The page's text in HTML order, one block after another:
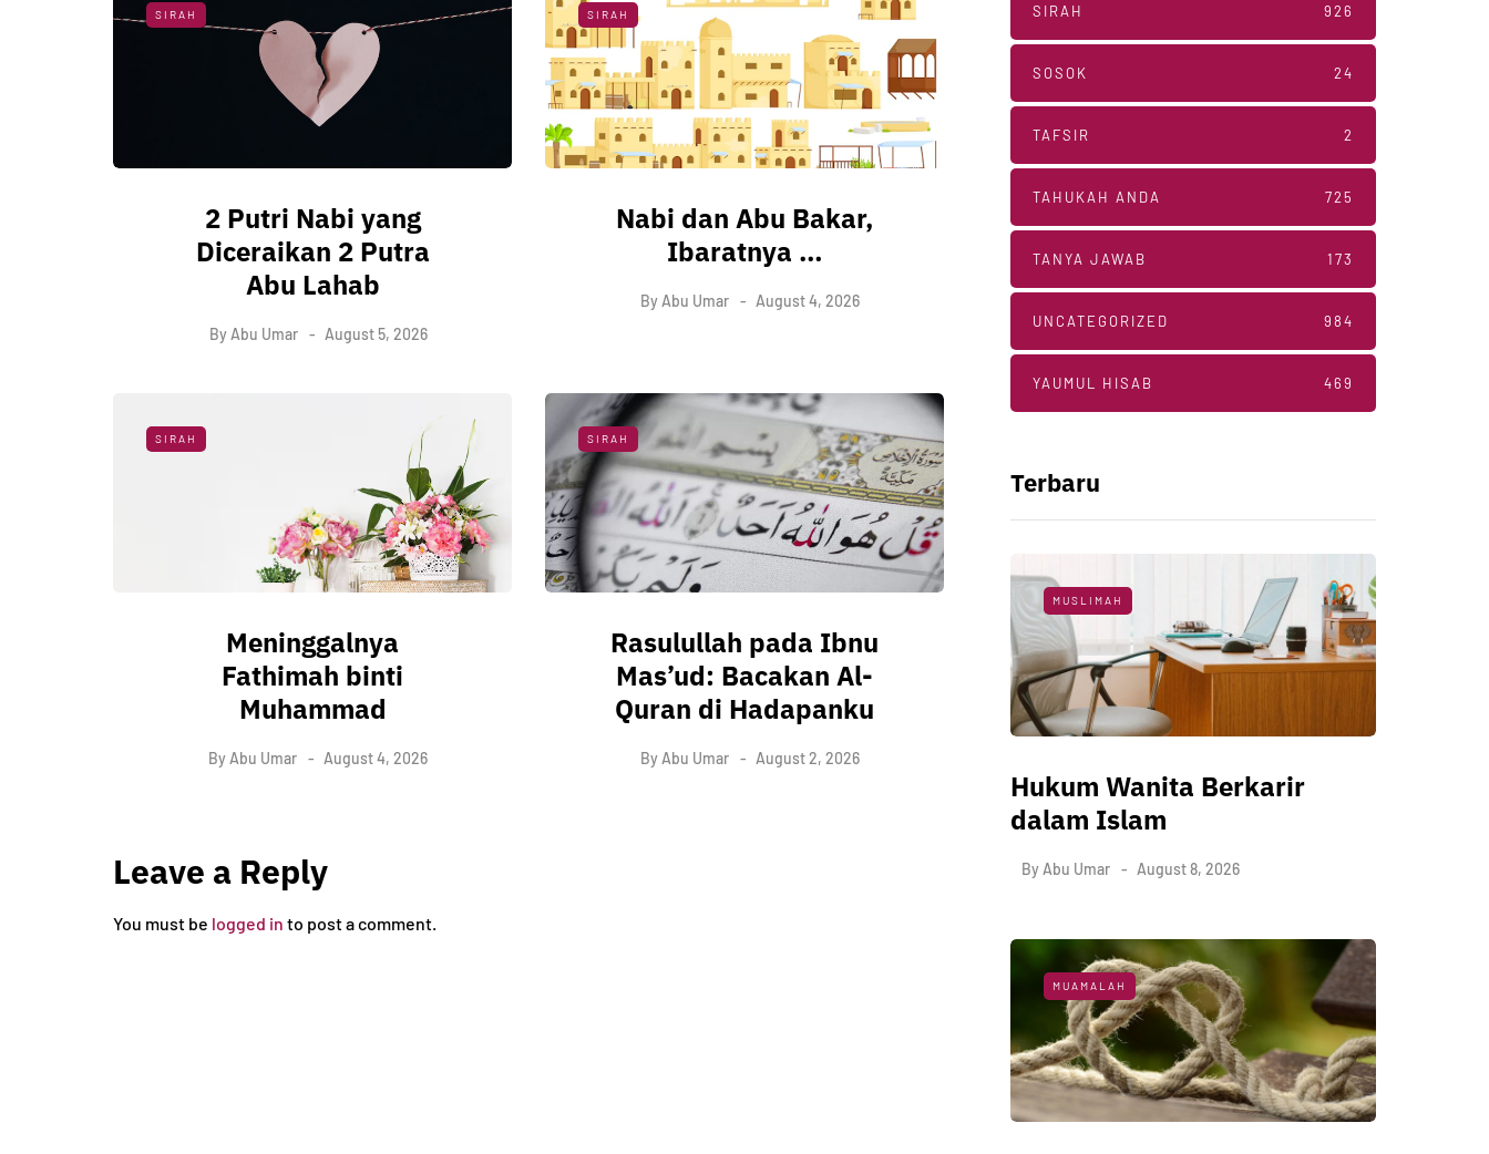
SIRAH
2 Putri Nabi yang
Diceraikan 2 Putra
Abu Lahab
ByAbu Umar August 5, 2026
SIRAH
Nabi dan Abu Bakar,
Ibaratnya …
ByAbu Umar August 4, 2026
SIRAH
Meninggalnya
Fathimah binti
Muhammad
ByAbu Umar August 4, 2026
SIRAH
Rasulullah pada Ibnu
Mas’ud: Bacakan Al-
Quran di Hadapanku
ByAbu Umar August 2, 2026
Leave a Reply
You must be logged in to post a comment.
SIRAH 926
SOSOK 24
TAFSIR 2
TAHUKAH ANDA 725
TANYA JAWAB 173
UNCATEGORIZED 984
YAUMUL HISAB 469
Terbaru
MUSLIMAH
Hukum Wanita Berkarir
dalam Islam
By Abu Umar August 8, 2026
MUAMALAH